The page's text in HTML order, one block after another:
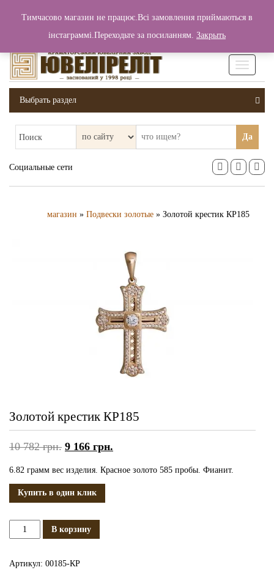
Вход / Регистрация 0 грн.
Выбрать раздел
Поиск Да
Социальные сети
магазин » Подвески золотые » Золотой крестик КР185
Золотой крестик КР185
10 782грн. 9 166 грн.
6.82 грамм вес изделия. Красное золото 585 пробы. Фианит.
Купить в один клик
КоличествоВ корзину
Артикул: 00185-КР
Тимчасово магазин не працює.Всі замовлення приймаються в
інстаграммі.Переходьте за посиланням. Закрыть